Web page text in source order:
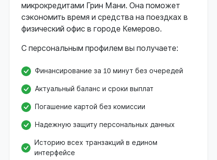
микрокредитами Грин Мани. Она поможет
сэкономить время и средства на поездках в
физический офис в городе Кемерово.
С персональным профилем вы получаете:
Финансирование за 10 минут без очередей
Актуальный баланс и сроки выплат
Погашение картой без комиссии
Надежную защиту персональных данных
Историю всех транзакций в едином
интерфейсе